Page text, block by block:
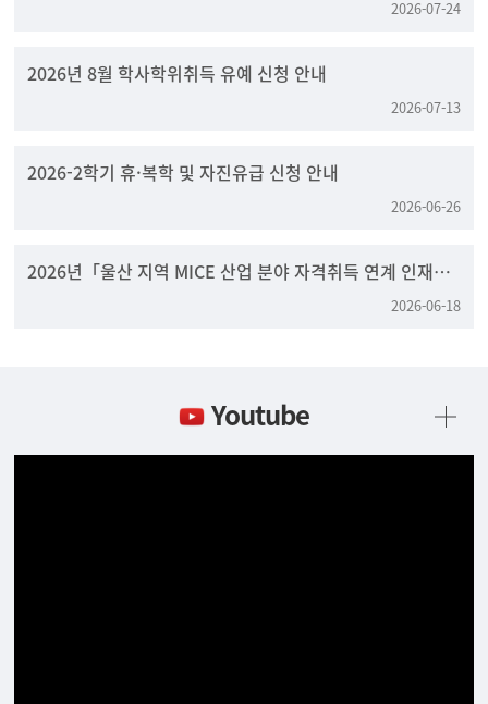
2026-07-24
2026년 8월 학사학위취득 유예 신청 안내
2026-07-13
2026-2학기 휴·복학 및 자진유급 신청 안내
2026-06-26
2026년「울산 지역 MICE 산업 분야 자격취득 연계 인재양
2026-06-18
Youtube